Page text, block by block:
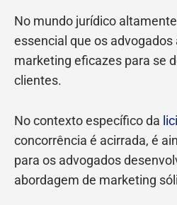
No mundo jurídico
essencial que os
marketing eficazes para se
clientes.
No contexto específico da
concorrência é acirrada, é
para os advogados
abordagem de marketing